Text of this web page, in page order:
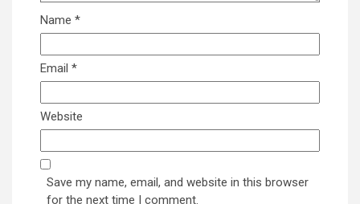
Name *
Email *
Website
Save my name, email, and website in this browser
for the next time I comment.